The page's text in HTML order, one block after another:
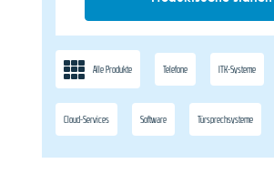
Alle Produkte Telefone ITK-Systeme
Cloud-Services Software Türsprechsysteme